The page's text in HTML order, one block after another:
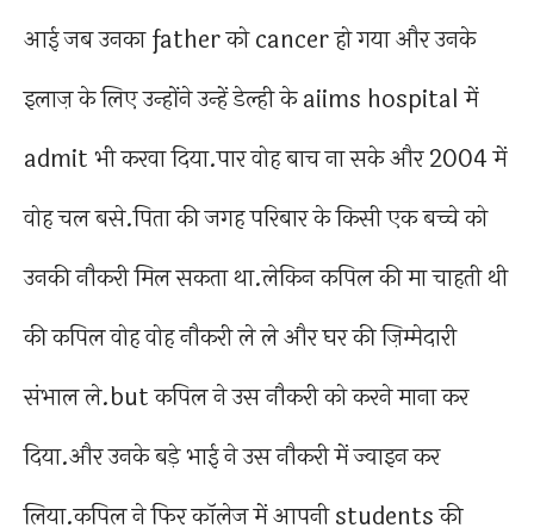
आई जब उनका father को cancer हो गया और उनके
इलाज़ के लिए उन्होंने उन्हें डेल्ही के aiims hospital में
admit भी करवा दिया.पार वोह बाच ना सके और 2004 में
वोह चल बसे.पिता की जगह परिबार के किसी एक बच्चे को
उनकी नौकरी मिल सकता था.लेकिन कपिल की मा चाहती थी
की कपिल वोह वोह नौकरी ले ले और घर की ज़िम्मेदारी
संभाल ले.but कपिल ने उस नौकरी को करने माना कर
दिया.और उनके बड़े भाई ने उस नौकरी में ज्वाइन कर
लिया.कपिल ने फिर कॉलेज में आपनी students की